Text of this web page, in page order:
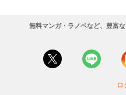
無料マンガ・ラノベなど、豊富
ロ